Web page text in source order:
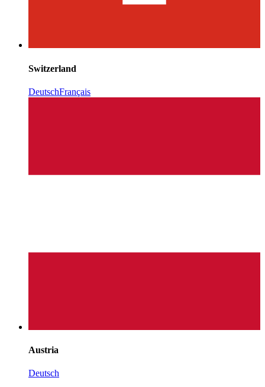
Switzerland
DeutschFrançais
Austria
Deutsch